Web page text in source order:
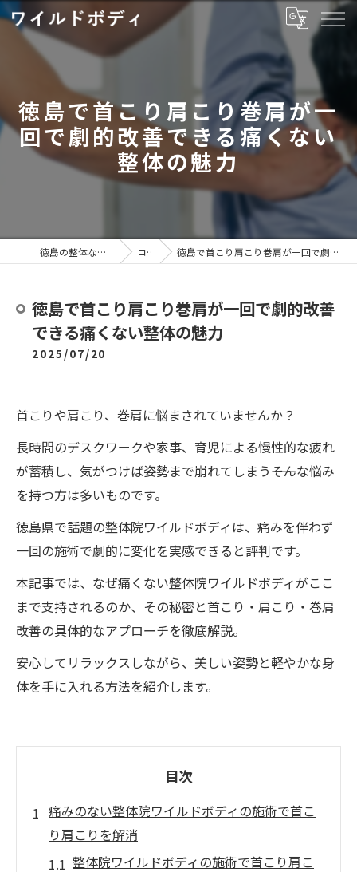
徳島で首こり肩こり巻肩が一
回で劇的改善できる痛くない
整体の魅力
徳島の整体ならワイルドボディ コラム 徳島で首こり肩こり巻肩が一回で劇的改善できる痛くない整体の魅力
徳島で首こり肩こり巻肩が一回で劇的改善
できる痛くない整体の魅力
2025/07/20
首こりや肩こり、巻肩に悩まされていませんか？
長時間のデスクワークや家事、育児による慢性的な疲れ
が蓄積し、気がつけば姿勢まで崩れてしまう――そんな悩み
を持つ方は多いものです。
徳島県で話題の整体院ワイルドボディは、痛みを伴わず
一回の施術で劇的に変化を実感できると評判です。
本記事では、なぜ痛くない整体院ワイルドボディがここ
まで支持されるのか、その秘密と首こり・肩こり・巻肩
改善の具体的なアプローチを徹底解説。
安心してリラックスしながら、美しい姿勢と軽やかな身
体を手に入れる方法を紹介します。
目次
痛みのない整体院ワイルドボディの施術で首こ
り肩こりを解消
整体院ワイルドボディの施術で首こり肩こ